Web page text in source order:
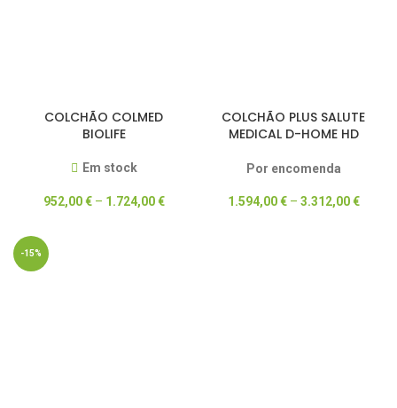
COLCHÃO COLMED
BIOLIFE
Em stock
952,00€– 1.724,00€
COLCHÃO PLUS SALUTE
MEDICAL D-HOME HD
Por encomenda
1.594,00€– 3.312,00€
-15%